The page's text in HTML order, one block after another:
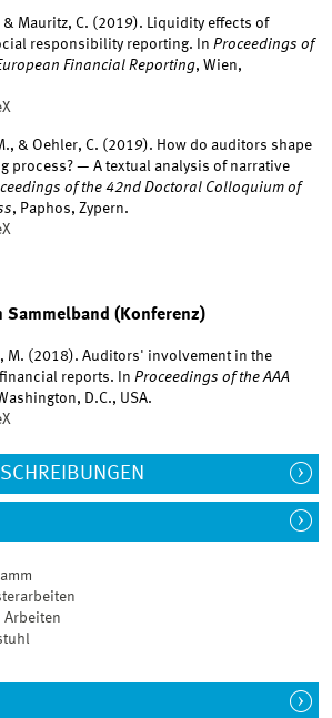
& Mauritz, C. (2019). Liquidity effects of
responsibility reporting. InProceedings of
Financial Reporting, Wien,
& Oehler, C. (2019). How do auditors shape
process? — A textual analysis of narrative
of the 42nd Doctoral Colloquium of
, Paphos, Zypern.
(Konferenz)
M. (2018). Auditors' involvement in the
reports. InProceedings of the AAA
D.C., USA.